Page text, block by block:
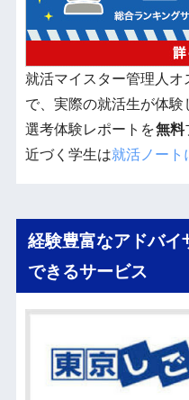
就活マイスター管理人
で、実際の就活生が体験
選考体験レポートを無料
近づく学生は就活ノート
経験豊富なアドバイ
できるサービス